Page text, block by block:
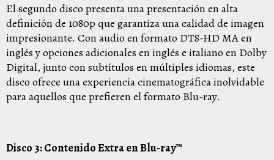
El segundo disco presenta una presentación en alta
definición de 1080p que garantiza una calidad de imagen
impresionante. Con audio en formato DTS-HD MA en
inglés y opciones adicionales en inglés e italiano en Dolby
Digital, junto con subtítulos en múltiples idiomas, este
disco ofrece una experiencia cinematográfica inolvidable
para aquellos que prefieren el formato Blu-ray.
Disco 3: Contenido Extra en Blu-ray™